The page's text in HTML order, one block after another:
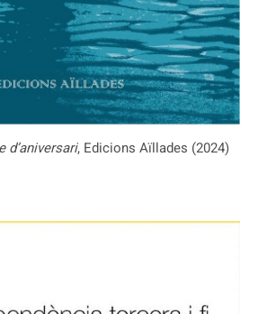
d’aniversari, Edicions Aïllades (2024)